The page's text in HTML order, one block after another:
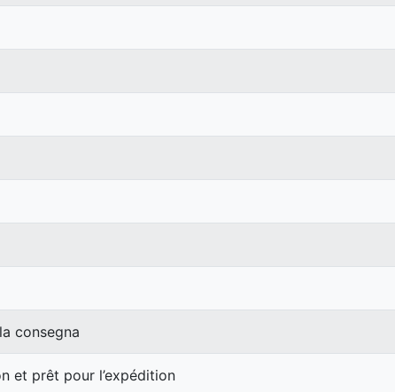
consegna
et prêt pour l’expédition